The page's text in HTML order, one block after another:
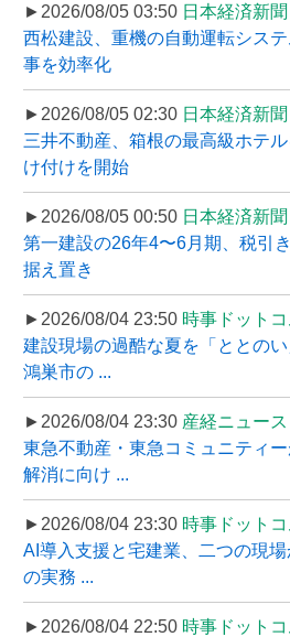
►2026/08/05 03:50 日本経済新聞
西松建設、重機の自動運転シス
事を効率化
►2026/08/05 02:30 日本経済新聞
三井不動産、箱根の最高級ホテ
け付けを開始
►2026/08/05 00:50 日本経済新聞
第一建設の26年4〜6月期、税引
据え置き
►2026/08/04 23:50 時事ドットコ
建設現場の過酷な夏を「ととの
鴻巣市の ...
►2026/08/04 23:30 産経ニュース
東急不動産・東急コミュニティ
解消に向け ...
►2026/08/04 23:30 時事ドットコ
AI導入支援と宅建業、二つの現
の実務 ...
►2026/08/04 22:50 時事ドットコ